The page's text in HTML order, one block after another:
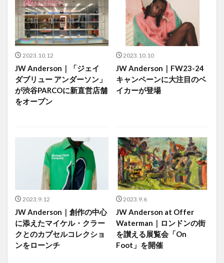
2023.10.12
JW Anderson｜「ジェイ
ダブリュー アンダーソン」
が渋谷PARCOに新直営店舗
をオープン
2023.10.10
JW Anderson｜FW23-24
キャンペーンに大注目のベ
イカーが登場
2023.9.12
JW Anderson｜創作の中心
に添えたマイケル・クラー
クとのカプセルコレクショ
ンをローンチ
2023.9.6
JW Anderson at Offer
Waterman｜ロンドンの街
を讃える展覧会「On
Foot」を開催